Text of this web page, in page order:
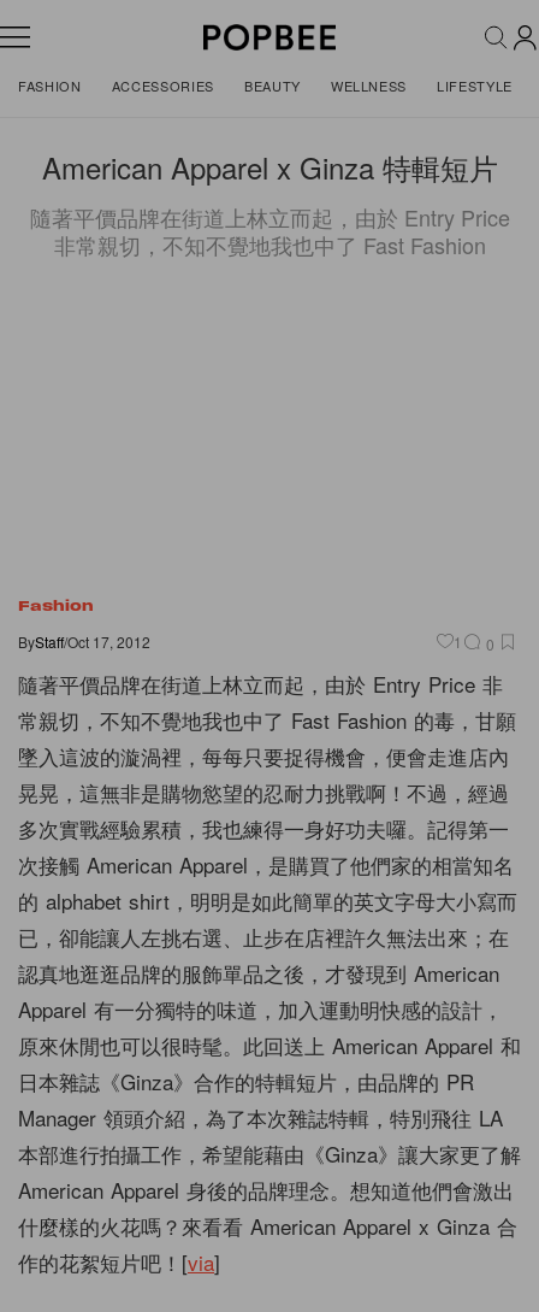
FASHION ACCESSORIES BEAUTY WELLNESS LIFESTYLE
American Apparel x Ginza 特輯短片
隨著平價品牌在街道上林立而起，由於 Entry Price
非常親切，不知不覺地我也中了 Fast Fashion
Fashion
ByStaff/Oct 17, 2012 1 0
隨著平價品牌在街道上林立而起，由於 Entry Price 非
常親切，不知不覺地我也中了 Fast Fashion 的毒，甘願
墜入這波的漩渦裡，每每只要捉得機會，便會走進店內
晃晃，這無非是購物慾望的忍耐力挑戰啊！不過，經過
多次實戰經驗累積，我也練得一身好功夫囉。記得第一
次接觸 American Apparel，是購買了他們家的相當知名
的 alphabet shirt，明明是如此簡單的英文字母大小寫而
已，卻能讓人左挑右選、止步在店裡許久無法出來；在
認真地逛逛品牌的服飾單品之後，才發現到 American
Apparel 有一分獨特的味道，加入運動明快感的設計，
原來休閒也可以很時髦。此回送上 American Apparel 和
日本雜誌《Ginza》合作的特輯短片，由品牌的 PR
Manager 領頭介紹，為了本次雜誌特輯，特別飛往 LA
本部進行拍攝工作，希望能藉由《Ginza》讓大家更了解
American Apparel 身後的品牌理念。想知道他們會激出
什麼樣的火花嗎？來看看 American Apparel x Ginza 合
作的花絮短片吧！[via]